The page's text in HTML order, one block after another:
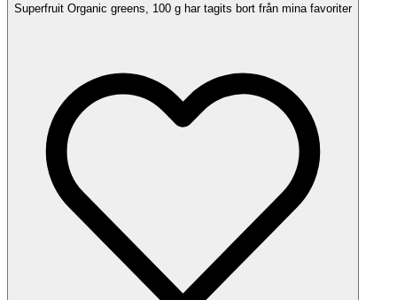
Superfruit Organic greens, 100 g har tagits bort från mina favoriter